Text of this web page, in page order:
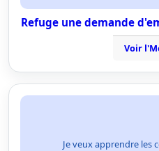
Refuge une demande
Voir
Je veux apprendre les